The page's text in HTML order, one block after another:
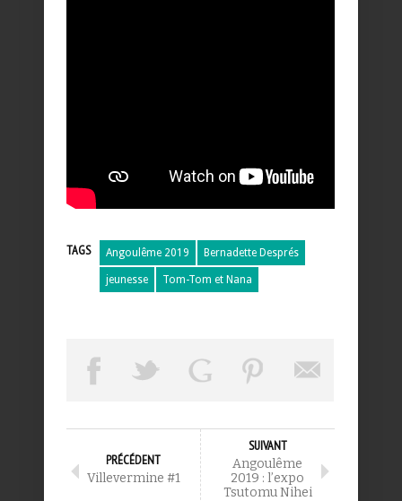
TAGS Angoulême 2019 Bernadette Després
jeunesse Tom-Tom et Nana
PRÉCÉDENT
Villevermine #1
SUIVANT
Angoulême
2019 : l’expo
Tsutomu Nihei